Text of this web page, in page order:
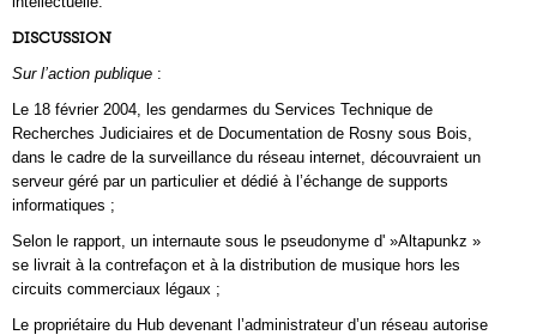
DISCUSSION
Sur l’action publique :
Le 18 février 2004, les gendarmes du Services Technique de
Recherches Judiciaires et de Documentation de Rosny sous Bois,
dans le cadre de la surveillance du réseau internet, découvraient un
serveur géré par un particulier et dédié à l’échange de supports
informatiques ;
Selon le rapport, un internaute sous le pseudonyme d' »Altapunkz »
se livrait à la contrefaçon et à la distribution de musique hors les
circuits commerciaux légaux ;
Le propriétaire du Hub devenant l’administrateur d’un réseau autorise